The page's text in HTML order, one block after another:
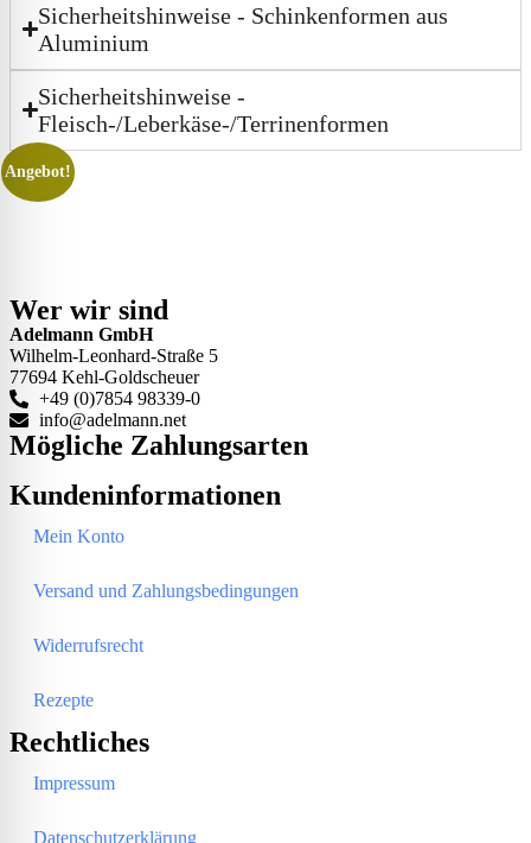
Sicherheitshinweise - Schinkenformen aus
Aluminium
Sicherheitshinweise -
Fleisch-/Leberkäse-/Terrinenformen
Angebot!
Wer wir sind
Adelmann GmbH
Wilhelm-Leonhard-Straße 5
77694 Kehl-Goldscheuer
+49 (0)7854 98339-0
info@adelmann.net
Mögliche Zahlungsarten
Kundeninformationen
Mein Konto
Versand und Zahlungsbedingungen
Widerrufsrecht
Rezepte
Rechtliches
Impressum
Datenschutzerklärung